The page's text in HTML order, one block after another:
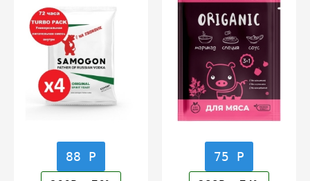
88 Р 75 Р